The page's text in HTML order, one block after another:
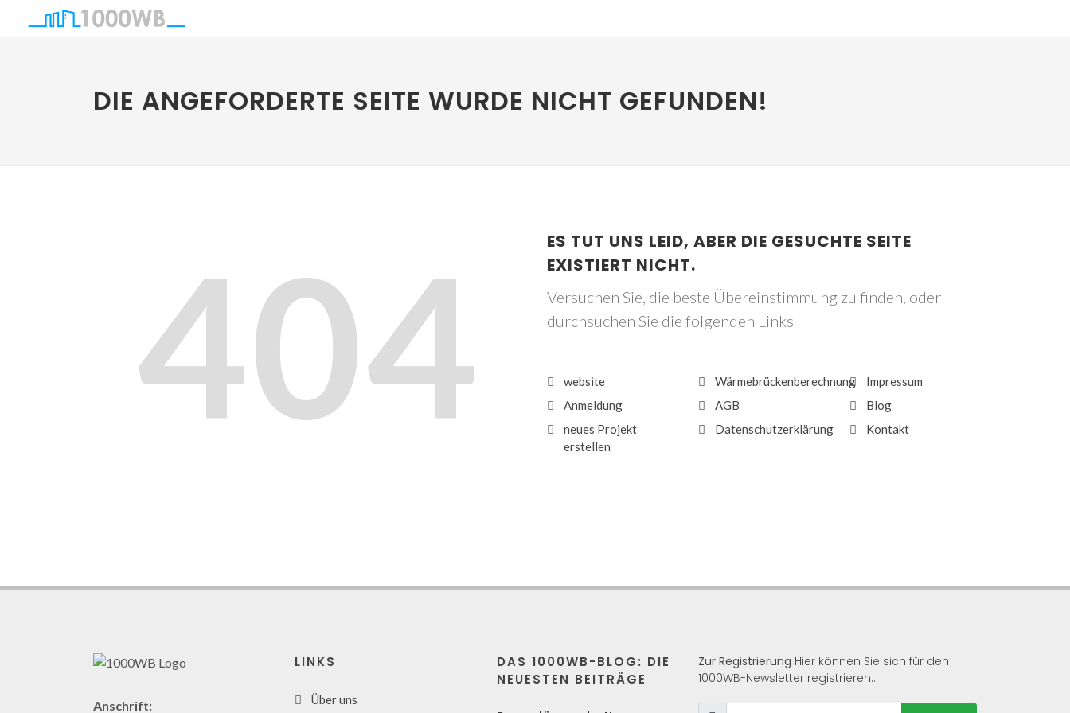
DIE ANGEFORDERTE SEITE WURDE NICHT GEFUNDEN!
404
ES TUT UNS LEID, ABER DIE GESUCHTE SEITE
EXISTIERT NICHT.
Versuchen Sie, die beste Übereinstimmung zu finden, oder
durchsuchen Sie die folgenden Links
website
Anmeldung
neues Projekt
erstellen
Wärmebrückenberechnung
AGB
Datenschutzerklärung
Impressum
Blog
Kontakt
Anschrift:
LINKS
Über uns
DAS 1000WB-BLOG: DIE
NEUESTEN BEITRÄGE
Zur Registrierung Hier können Sie sich für den
1000WB-Newsletter registrieren.: